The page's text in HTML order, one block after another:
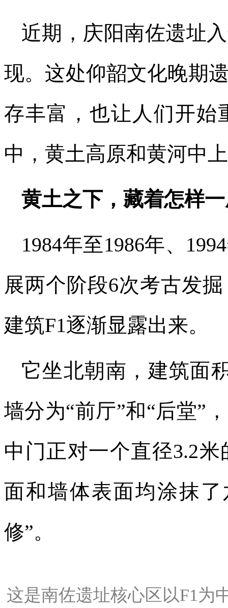
近期，庆阳南佐遗址
现。这处仰韶文化晚期
存丰富，也让人们开始
中，黄土高原和黄河中
黄土之下，藏着怎样
1984年至1986年、
展两个阶段6次考古发
建筑F1逐渐显露出来。
它坐北朝南，建筑面
墙分为“前厅”和“后堂”
中门正对一个直径3.2
面和墙体表面均涂抹
修”。
这是南佐遗址核心区以F1为